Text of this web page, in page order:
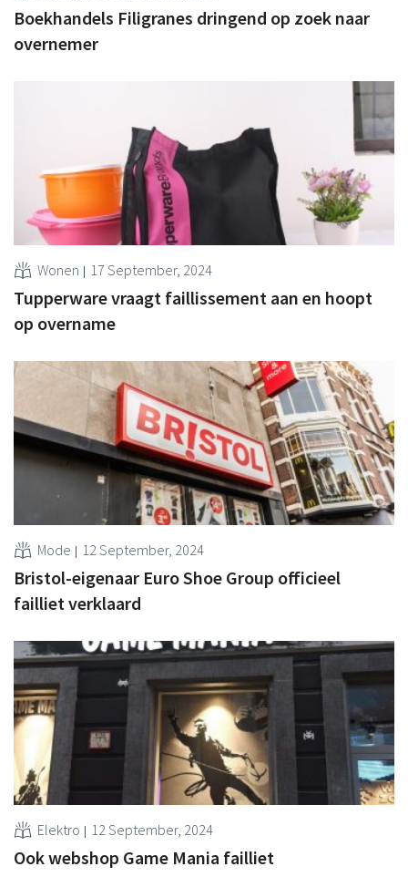
Boekhandels Filigranes dringend op zoek naar
overnemer
Wonen 17 September, 2024
Tupperware vraagt faillissement aan en hoopt
op overname
Mode 12 September, 2024
Bristol-eigenaar Euro Shoe Group officieel
failliet verklaard
Elektro 12 September, 2024
Ook webshop Game Mania failliet